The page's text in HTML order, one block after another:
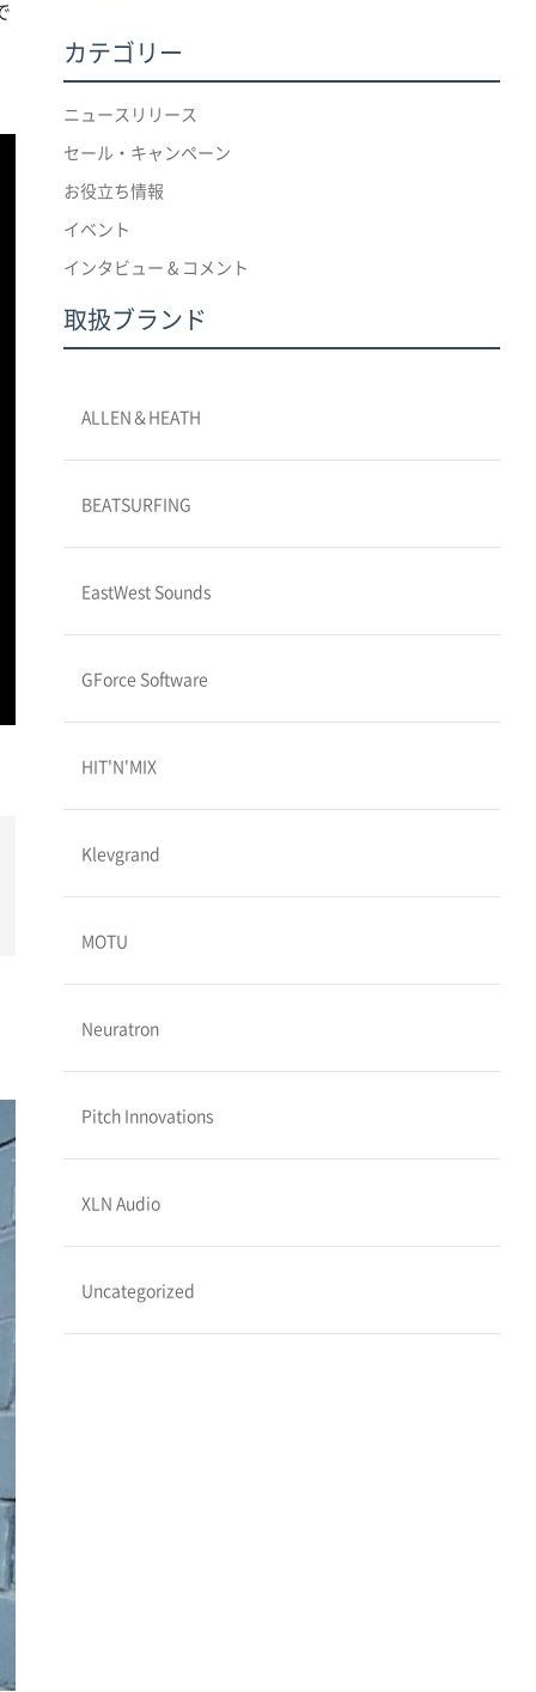
カテゴリー
ニュースリリース
セール・キャンペーン
お役立ち情報
イベント
インタビュー & コメント
取扱ブランド
ALLEN＆HEATH
BEATSURFING
EastWest Sounds
GForce Software
HIT'N'MIX
Klevgrand
MOTU
Neuratron
Pitch Innovations
XLN Audio
Uncategorized